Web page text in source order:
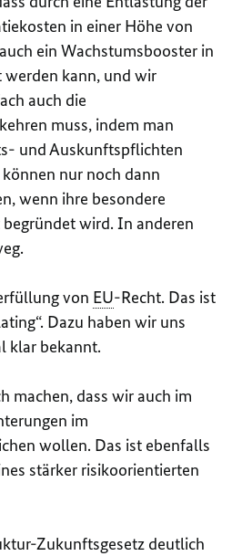
in einer Höhe von
ein Wachstumsbooster in
werden kann, und wir
auch die
muss, indem man
und Auskunftspflichten
nur noch dann
wenn ihre besondere
wird. In anderen
von EU-Recht. Das ist
“. Dazu haben wir uns
klar bekannt.
machen, dass wir auch im
im
wollen. Das ist ebenfalls
stärker risikoorientierten
Zukunftsgesetz deutlich